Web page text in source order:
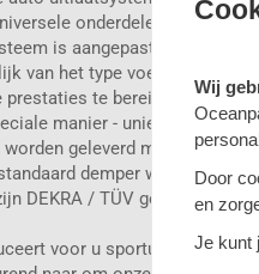
onderdelen en
is aangepast aan de
van het type voertuig en
prestaties te bereiken.
manier - uniek voor elk
geleverd met EG-
demper worden
DEKRA / TÜV getest en
voor u
Wij
Door
en
Je kunt